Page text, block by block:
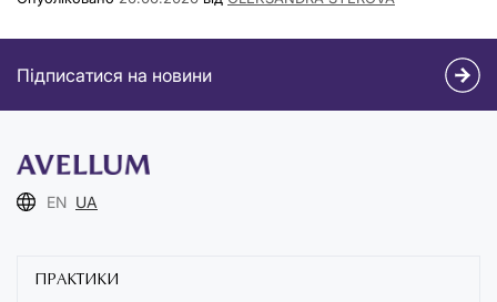
Підписатися на новини
EN UA
ПРАКТИКИ